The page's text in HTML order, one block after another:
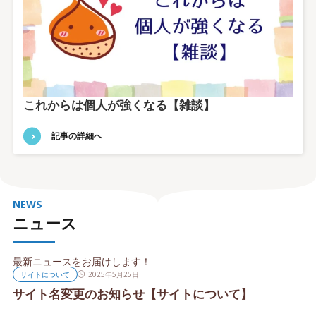
これからは個人が強くなる【雑談】
記事の詳細へ
ニュース
NEWS
最新ニュースをお届けします！
サイトについて 2025年5月25日
サイト名変更のお知らせ【サイトについて】